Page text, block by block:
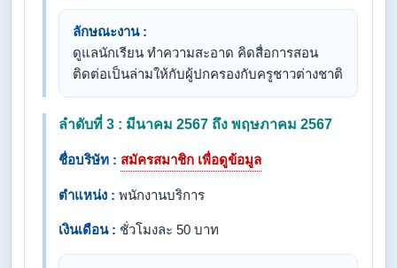
ลักษณะงาน :
ดูแลนักเรียน ทำความสะอาด คิดสื่อการสอน
ติดต่อเป็นล่ามให้กับผู้ปกครองกับครูชาวต่างชาติ
ลำดับที่ 3 : มีนาคม 2567 ถึง พฤษภาคม 2567
ชื่อบริษัท : สมัครสมาชิก เพื่อดูข้อมูล
ตำแหน่ง : พนักงานบริการ
เงินเดือน : ชั่วโมงละ 50 บาท